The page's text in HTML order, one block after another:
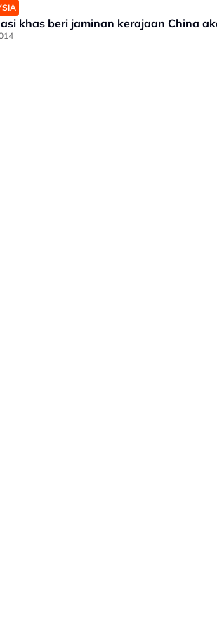
khas beri jaminan kerajaan China